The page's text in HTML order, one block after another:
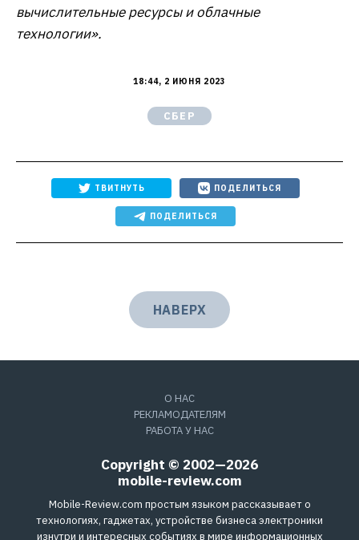
вычислительные ресурсы и облачные
технологии».
18:44, 2 ИЮНЯ 2023
СБЕР
ТВИТНУТЬ ПОДЕЛИТЬСЯ
ПОДЕЛИТЬСЯ
НАВЕРХ
О НАС
РЕКЛАМОДАТЕЛЯМ
РАБОТА У НАС
Copyright © 2002—2026
mobile-review.com
Mobile-Review.com простым языком рассказывает о
технологиях, гаджетах, устройстве бизнеса электроники
изнутри и интересных событиях в мире информационных